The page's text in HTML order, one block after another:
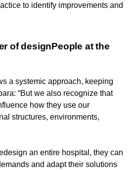
to identify improvements and
of designPeople at the
a systemic approach, keeping
“But we also recognize that
how they use our
structures, environments,
an entire hospital, they can
and adapt their solutions